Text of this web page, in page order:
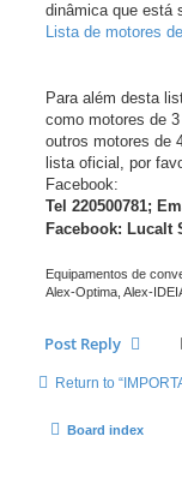
dinâmica que está
Lista de motores
Para além desta
como motores de
outros motores de
lista oficial, por
Facebook:
Tel 220500781;
Facebook: Lucalt
Equipamentos de
Alex-Optima, Alex-
Post Reply
Return to
Board index